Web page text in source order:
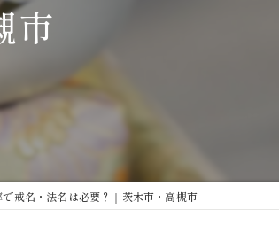
市
で戒名・法名は必要？｜茨木市・高槻市